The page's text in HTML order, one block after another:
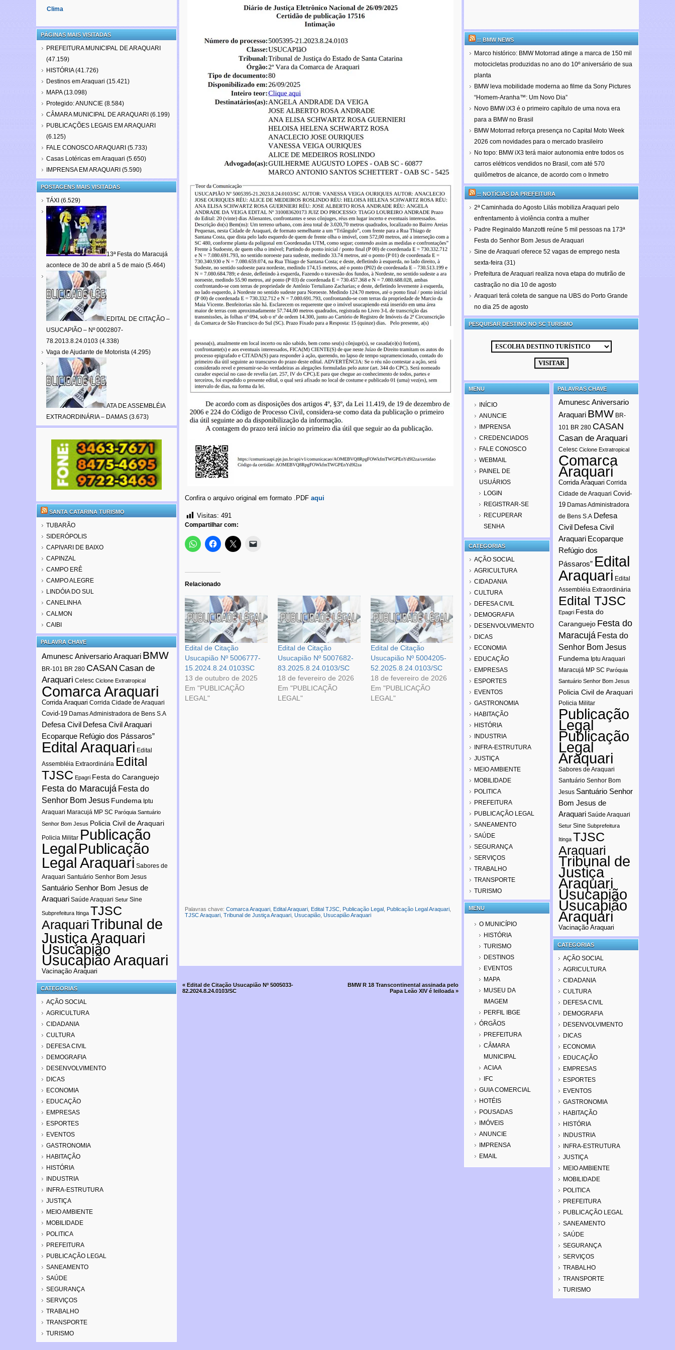
Clima
PÁGINAS MAIS VISITADAS
PREFEITURA MUNICIPAL DE ARAQUARI
(47.159)
HISTÓRIA (41.726)
Destinos em Araquari (15.421)
MAPA (13.098)
Protegido: ANUNCIE (8.584)
CÂMARA MUNICIPAL DE ARAQUARI (6.199)
PUBLICAÇÕES LEGAIS EM ARAQUARI
(6.125)
FALE CONOSCO ARAQUARI (5.733)
Casas Lotéricas em Araquari (5.650)
IMPRENSA EM ARAQUARI (5.590)
POSTAGENS MAIS VISITADAS
TÁXI (6.529)
13ª Festa do Maracujá
acontece de 30 de abril a 5 de maio (5.464)
EDITAL DE CITAÇÃO –
USUCAPIÃO – Nº 0002807-
78.2013.8.24.0103 (4.338)
Vaga de Ajudante de Motorista (4.295)
ATA DE ASSEMBLÉIA
EXTRAORDINÁRIA – DAMAS (3.673)
SANTA CATARINA TURISMO
TUBARÃO
SIDERÓPOLIS
CAPIVARI DE BAIXO
CAPINZAL
CAMPO ERÊ
CAMPO ALEGRE
LINDÓIA DO SUL
CANELINHA
CALMON
CAIBI
PALAVRA CHAVE
Amunesc Aniversario Araquari BMW
BR-101 BR 280 CASAN Casan de
Araquari Celesc Ciclone Extratropical
Comarca Araquari
Corrida Araquari Corrida Cidade de Araquari
Covid-19 Damas Administradora de Bens S.A
Defesa Civil Defesa Civil Araquari
Ecoparque Refúgio dos Pássaros”
Edital Araquari Edital
Assembléia Extraordinária Edital
TJSC Epagri Festa do Caranguejo
Festa do Maracujá Festa do
Senhor Bom Jesus Fundema Iptu
Araquari Maracujá MP SC Paróquia Santuário
Senhor Bom Jesus Policia Civil de Araquari
Policia Militar Publicação
LegalPublicação
Legal Araquari Sabores de
Araquari Santuário Senhor Bom Jesus
Santuário Senhor Bom Jesus de
Araquari Saúde Araquari Setur Sine
Subprefeitura Itinga TJSC
AraquariTribunal de
Justiça Araquari
Usucapião
Usucapião Araquari
Vacinação Araquari
CATEGORIAS
AÇÃO SOCIAL
AGRICULTURA
CIDADANIA
CULTURA
DEFESA CIVIL
DEMOGRAFIA
DESENVOLVIMENTO
DICAS
ECONOMIA
EDUCAÇÃO
EMPRESAS
ESPORTES
EVENTOS
GASTRONOMIA
HABITAÇÃO
HISTÓRIA
INDUSTRIA
INFRA-ESTRUTURA
JUSTIÇA
MEIO AMBIENTE
MOBILIDADE
POLITICA
PREFEITURA
PUBLICAÇÃO LEGAL
SANEAMENTO
SAÚDE
SEGURANÇA
SERVIÇOS
TRABALHO
TRANSPORTE
TURISMO
Confira o arquivo original em formato .PDF aqui
Visitas: 491
Compartilhar com:
Relacionado
Edital de Citação
Usucapião Nº 5006777-
15.2024.8.24.0103SC
13 de outubro de 2025
Em "PUBLICAÇÃO
LEGAL"
Edital de Citação
Usucapião Nº 5007682-
83.2025.8.24.0103/SC
18 de fevereiro de 2026
Em "PUBLICAÇÃO
LEGAL"
Edital de Citação
Usucapião Nº 5004205-
52.2025.8.24.0103/SC
18 de fevereiro de 2026
Em "PUBLICAÇÃO
LEGAL"
Palavras chave: Comarca Araquari Edital Araquari Edital TJSC Publicação Legal Publicação Legal Araquari
TJSC Araquari Tribunal de Justiça Araquari Usucapião Usucapião Araquari
« Edital de Citação Usucapião Nº 5005033-
82.2024.8.24.0103/SC
BMW R 18 Transcontinental assinada pelo
Papa Leão XIV é leiloada »
:: BMW NEWS
Marco histórico: BMW Motorrad atinge a marca de 150 mil
motocicletas produzidas no ano do 10º aniversário de sua
planta
BMW leva mobilidade moderna ao filme da Sony Pictures
“Homem-Aranha™: Um Novo Dia”
Novo BMW iX3 é o primeiro capítulo de uma nova era
para a BMW no Brasil
BMW Motorrad reforça presença no Capital Moto Week
2026 com novidades para o mercado brasileiro
No topo: BMW iX3 terá maior autonomia entre todos os
carros elétricos vendidos no Brasil, com até 570
quilômetros de alcance, de acordo com o Inmetro
:: NOTÍCIAS DA PREFEITURA
2ª Caminhada do Agosto Lilás mobiliza Araquari pelo
enfrentamento à violência contra a mulher
Padre Reginaldo Manzotti reúne 5 mil pessoas na 173ª
Festa do Senhor Bom Jesus de Araquari
Sine de Araquari oferece 52 vagas de emprego nesta
sexta-feira (31)
Prefeitura de Araquari realiza nova etapa do mutirão de
castração no dia 10 de agosto
Araquari terá coleta de sangue na UBS do Porto Grande
no dia 25 de agosto
PESQUISAR DESTINO NO SC TURISMO
MENU
INÍCIO
ANUNCIE
IMPRENSA
CREDENCIADOS
FALE CONOSCO
WEBMAIL
PAINEL DE
USUÁRIOS
LOGIN
REGISTRAR-SE
RECUPERAR
SENHA
CATEGORIAS
AÇÃO SOCIAL
AGRICULTURA
CIDADANIA
CULTURA
DEFESA CIVIL
DEMOGRAFIA
DESENVOLVIMENTO
DICAS
ECONOMIA
EDUCAÇÃO
EMPRESAS
ESPORTES
EVENTOS
GASTRONOMIA
HABITAÇÃO
HISTÓRIA
INDUSTRIA
INFRA-ESTRUTURA
JUSTIÇA
MEIO AMBIENTE
MOBILIDADE
POLITICA
PREFEITURA
PUBLICAÇÃO LEGAL
SANEAMENTO
SAÚDE
SEGURANÇA
SERVIÇOS
TRABALHO
TRANSPORTE
TURISMO
MENU
O MUNICÍPIO
HISTÓRIA
TURISMO
DESTINOS
EVENTOS
MAPA
MUSEU DA
IMAGEM
PERFIL IBGE
ÓRGÃOS
PREFEITURA
CÂMARA
MUNICIPAL
ACIAA
IFC
GUIA COMERCIAL
HOTÉIS
POUSADAS
IMÓVEIS
ANUNCIE
IMPRENSA
EMAIL
PALAVRAS CHAVE
Amunesc Aniversario
Araquari BMW BR-
101 BR 280 CASAN
Casan de Araquari
Celesc Ciclone Extratropical
Comarca
Araquari
Corrida Araquari Corrida
Cidade de Araquari Covid-
19 Damas Administradora
de Bens S.A Defesa
Civil Defesa Civil
Araquari Ecoparque
Refúgio dos
Pássaros” Edital
Araquari Edital
Assembléia Extraordinária
Edital TJSC
Epagri Festa do
Caranguejo Festa do
Maracujá Festa do
Senhor Bom Jesus
Fundema Iptu Araquari
Maracujá MP SC Paróquia
Santuário Senhor Bom Jesus
Policia Civil de Araquari
Policia Militar
Publicação
Legal
Publicação
Legal
Araquari
Sabores de Araquari
Santuário Senhor Bom
Jesus Santuário Senhor
Bom Jesus de
Araquari Saúde Araquari
Setur Sine Subprefeitura
Itinga TJSC
Araquari
Tribunal de
Justiça
Araquari
Usucapião
Usucapião
Araquari
Vacinação Araquari
CATEGORIAS
AÇÃO SOCIAL
AGRICULTURA
CIDADANIA
CULTURA
DEFESA CIVIL
DEMOGRAFIA
DESENVOLVIMENTO
DICAS
ECONOMIA
EDUCAÇÃO
EMPRESAS
ESPORTES
EVENTOS
GASTRONOMIA
HABITAÇÃO
HISTÓRIA
INDUSTRIA
INFRA-ESTRUTURA
JUSTIÇA
MEIO AMBIENTE
MOBILIDADE
POLITICA
PREFEITURA
PUBLICAÇÃO LEGAL
SANEAMENTO
SAÚDE
SEGURANÇA
SERVIÇOS
TRABALHO
TRANSPORTE
TURISMO